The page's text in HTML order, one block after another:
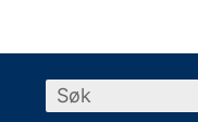
Søk